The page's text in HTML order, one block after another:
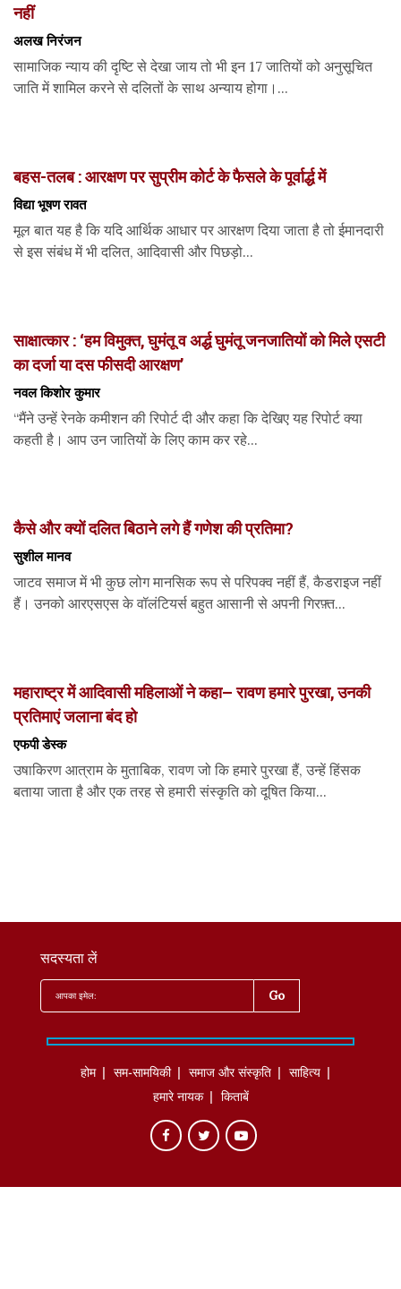
नहीं
अलख निरंजन
सामाजिक न्याय की दृष्टि से देखा जाय तो भी इन 17 जातियों को अनुसूचित
जाति में शामिल करने से दलितों के साथ अन्याय होगा।...
बहस-तलब : आरक्षण पर सुप्रीम कोर्ट के फैसले के पूर्वार्द्ध में
विद्या भूषण रावत
मूल बात यह है कि यदि आर्थिक आधार पर आरक्षण दिया जाता है तो ईमानदारी
से इस संबंध में भी दलित, आदिवासी और पिछड़ो...
साक्षात्कार : ‘हम विमुक्त, घुमंतू व अर्द्ध घुमंतू जनजातियों को मिले एसटी
का दर्जा या दस फीसदी आरक्षण’
नवल किशोर कुमार
“मैंने उन्हें रेनके कमीशन की रिपोर्ट दी और कहा कि देखिए यह रिपोर्ट क्या
कहती है। आप उन जातियों के लिए काम कर रहे...
कैसे और क्यों दलित बिठाने लगे हैं गणेश की प्रतिमा?
सुशील मानव
जाटव समाज में भी कुछ लोग मानसिक रूप से परिपक्व नहीं हैं, कैडराइज नहीं
हैं। उनको आरएसएस के वॉलंटियर्स बहुत आसानी से अपनी गिरफ़्त...
महाराष्ट्र में आदिवासी महिलाओं ने कहा– रावण हमारे पुरखा, उनकी
प्रतिमाएं जलाना बंद हो
एफपी डेस्‍क
उषाकिरण आत्राम के मुताबिक, रावण जो कि हमारे पुरखा हैं, उन्हें हिंसक
बताया जाता है और एक तरह से हमारी संस्कृति को दूषित किया...
सदस्यता लें
होम सम-सामयिकी समाज और संस्कृति
साहित्‍य
हमारे नायक
किताबें